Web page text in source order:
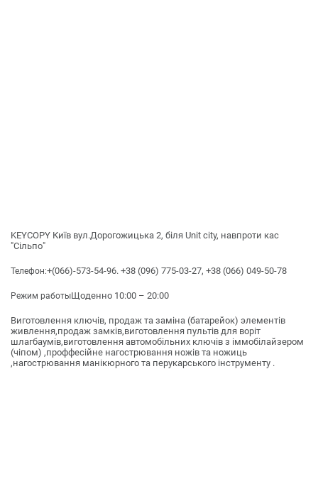
KEYCOPY Київ вул.Дорогожицька 2, біля Unit city, навпроти кас
"Сільпо"
Телефон:+(066)-573-54-96. +38 (096) 775-03-27, +38 (066) 049-50-78
Режим работыЩоденно 10:00 – 20:00
Виготовлення ключів, продаж та заміна (батарейок) элементів
живлення,продаж замків,виготовлення пультів для воріт
шлагбаумів,виготовлення автомобільних ключів з іммобілайзером
(чіпом) ,проффесійне нагострювання ножів та ножиць
,нагострювання манікюрного та перукарського інструменту .